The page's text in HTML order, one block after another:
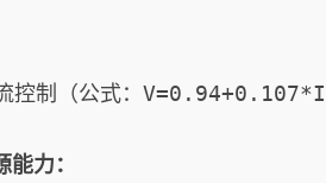
制（公式： V=0.94+0.107*I
力：